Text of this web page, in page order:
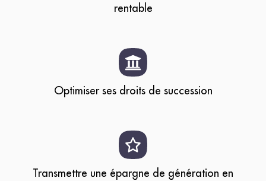
rentable
Optimiser ses droits de succession
Transmettre une épargne de génération en